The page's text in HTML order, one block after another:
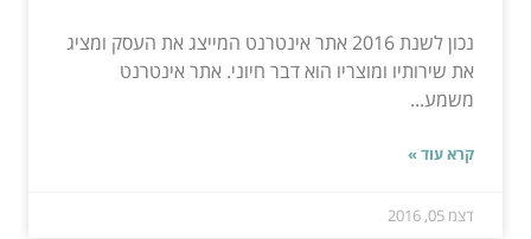
נכון לשנת 2016 אתר אינטרנט המייצג את העסק ומציג
את שירותיו ומוצריו הוא דבר חיוני. אתר אינטרנט
משמע...
קרא עוד »
דצמ 05, 2016